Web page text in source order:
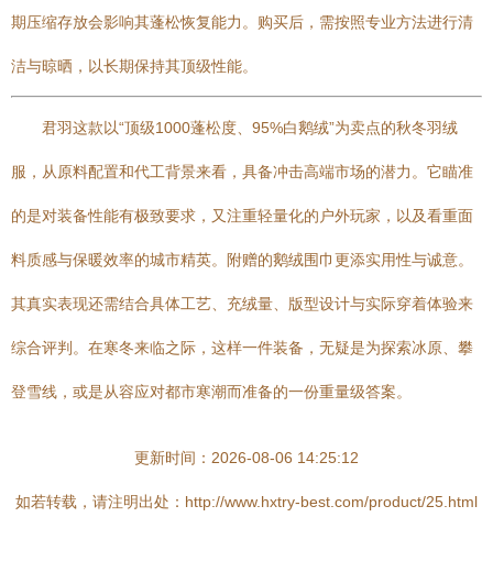
期压缩存放会影响其蓬松恢复能力。购买后，需按照专业方法进行清
洁与晾晒，以长期保持其顶级性能。
君羽这款以“顶级1000蓬松度、95%白鹅绒”为卖点的秋冬羽绒
服，从原料配置和代工背景来看，具备冲击高端市场的潜力。它瞄准
的是对装备性能有极致要求，又注重轻量化的户外玩家，以及看重面
料质感与保暖效率的城市精英。附赠的鹅绒围巾更添实用性与诚意。
其真实表现还需结合具体工艺、充绒量、版型设计与实际穿着体验来
综合评判。在寒冬来临之际，这样一件装备，无疑是为探索冰原、攀
登雪线，或是从容应对都市寒潮而准备的一份重量级答案。
更新时间：2026-08-06 14:25:12
如若转载，请注明出处：http://www.hxtry-best.com/product/25.html